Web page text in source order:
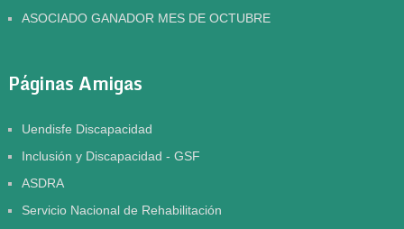
ASOCIADO GANADOR MES DE OCTUBRE
Páginas Amigas
Uendisfe Discapacidad
Inclusión y Discapacidad - GSF
ASDRA
Servicio Nacional de Rehabilitación